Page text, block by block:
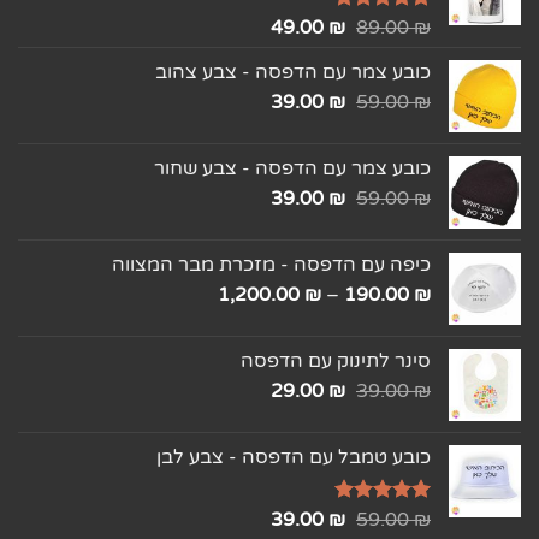
דורג5.00
89.00₪
49.00 ₪
כובע צמר עם הדפסה - צבע צהוב
59.00₪
39.00 ₪
כובע צמר עם הדפסה - צבע שחור
59.00₪
39.00 ₪
כיפה עם הדפסה - מזכרת מבר המצווה
190.00 ₪
–
1,200.00 ₪
סינר לתינוק עם הדפסה
39.00₪
29.00 ₪
כובע טמבל עם הדפסה - צבע לבן
דורג5.00
59.00₪
39.00 ₪